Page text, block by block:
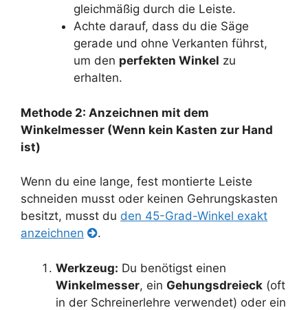
gleichmäßig durch die Leiste.
Achte darauf, dass du die Säge
gerade und ohne Verkanten führst,
um den perfekten Winkel zu
erhalten.
Methode 2: Anzeichnen mit dem
Winkelmesser (Wenn kein Kasten zur Hand
ist)
Wenn du eine lange, fest montierte Leiste
schneiden musst oder keinen Gehrungskasten
besitzt, musst du den 45-Grad-Winkel exakt
anzeichnen
.
Werkzeug: Du benötigst einen
Winkelmesser, ein Gehungsdreieck (oft
in der Schreinerlehre verwendet) oder ein